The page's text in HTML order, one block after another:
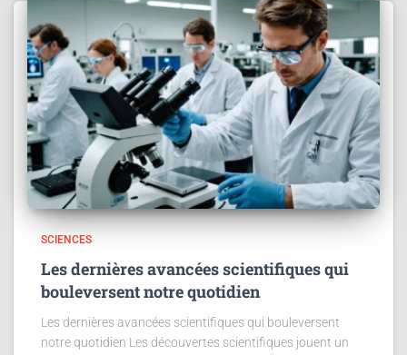
SCIENCES
Les dernières avancées scientifiques qui
bouleversent notre quotidien
Les dernières avancées scientifiques qui bouleversent
notre quotidien Les découvertes scientifiques jouent un